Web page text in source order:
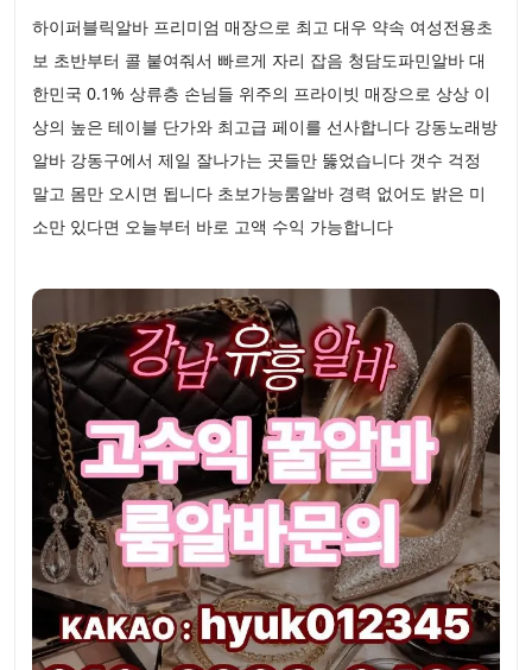
하이퍼블릭알바 프리미엄 매장으로 최고 대우 약속 여성전용초
보 초반부터 콜 붙여줘서 빠르게 자리 잡음 청담도파민알바 대
한민국 0.1% 상류층 손님들 위주의 프라이빗 매장으로 상상 이
상의 높은 테이블 단가와 최고급 페이를 선사합니다 강동노래방
알바 강동구에서 제일 잘나가는 곳들만 뚫었습니다 갯수 걱정
말고 몸만 오시면 됩니다 초보가능룸알바 경력 없어도 밝은 미
소만 있다면 오늘부터 바로 고액 수익 가능합니다